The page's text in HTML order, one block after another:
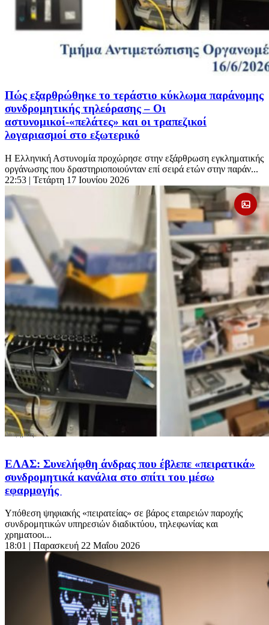
Πώς εξαρθρώθηκε το τεράστιο κύκλωμα παράνομης
συνδρομητικής τηλεόρασης – Οι
αστυνομικοί-«πελάτες» και οι τραπεζικοί
λογαριασμοί στο εξωτερικό
Η Ελληνική Αστυνομία προχώρησε στην εξάρθρωση εγκληματικής
οργάνωσης που δραστηριοποιούνταν επί σειρά ετών στην παράν...
22:53 | Τετάρτη 17 Ιουνίου 2026
ΕΛΑΣ: Συνελήφθη άνδρας που έβλεπε «πειρατικά»
συνδρομητικά κανάλια στο σπίτι του μέσω
εφαρμογής
Υπόθεση ψηφιακής «πειρατείας» σε βάρος εταιρειών παροχής
συνδρομητικών υπηρεσιών διαδικτύου, τηλεφωνίας και
χρηματοοι...
18:01 | Παρασκευή 22 Μαΐου 2026